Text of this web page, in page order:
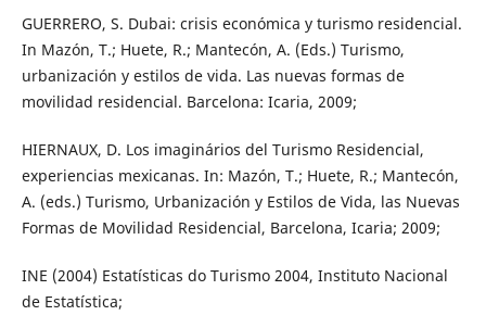
GUERRERO, S. Dubai: crisis económica y turismo residencial.
In Mazón, T.; Huete, R.; Mantecón, A. (Eds.) Turismo,
urbanización y estilos de vida. Las nuevas formas de
movilidad residencial. Barcelona: Icaria, 2009;
HIERNAUX, D. Los imaginários del Turismo Residencial,
experiencias mexicanas. In: Mazón, T.; Huete, R.; Mantecón,
A. (eds.) Turismo, Urbanización y Estilos de Vida, las Nuevas
Formas de Movilidad Residencial, Barcelona, Icaria; 2009;
INE (2004) Estatísticas do Turismo 2004, Instituto Nacional
de Estatística;